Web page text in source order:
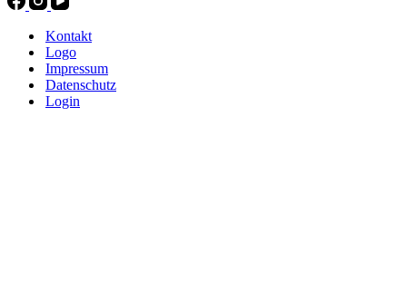
Kontakt
Logo
Impressum
Datenschutz
Login